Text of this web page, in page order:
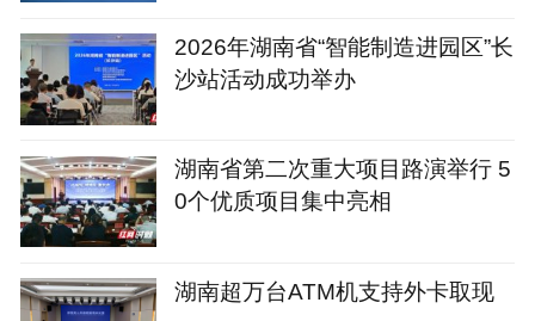
2026年湖南省“智能制造进园区”长
沙站活动成功举办
湖南省第二次重大项目路演举行 5
0个优质项目集中亮相
湖南超万台ATM机支持外卡取现